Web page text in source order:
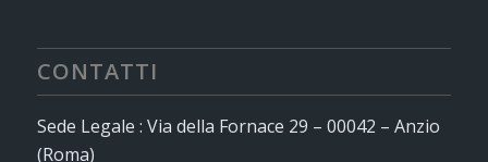
CONTATTI
Sede Legale : Via della Fornace 29 – 00042 – Anzio
(Roma)